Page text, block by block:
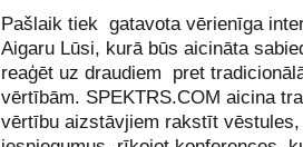
Pašlaik tiek gatavota vērienīga
Aigaru Lūsi, kurā būs aicināta
reaģēt uz draudiem pret
vērtībām. SPEKTRS.COM aicina
vērtību aizstāvjiem rakstīt vēstules,